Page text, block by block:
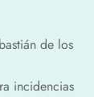
de los
incidencias